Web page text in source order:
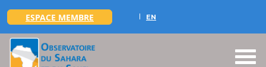
Aller au contenu principal
ESPACE MEMBRE EN